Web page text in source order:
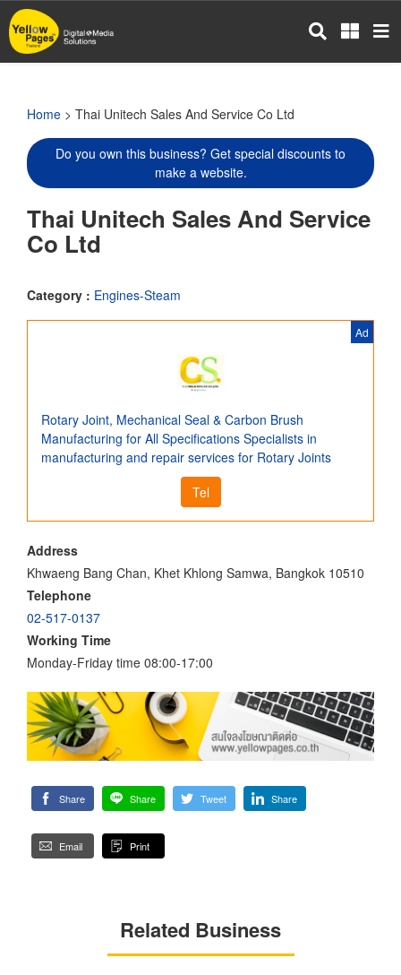
Skip
to
main
Home > Thai Unitech Sales And Service Co Ltd
Do you own this business? Get special discounts to
make a website.
Thai Unitech Sales And Service
Co Ltd
Category : Engines-Steam
Ad
Rotary Joint, Mechanical Seal & Carbon Brush
Manufacturing for All Specifications Specialists in
manufacturing and repair services for Rotary Joints
Tel
Address
Khwaeng Bang Chan, Khet Khlong Samwa, Bangkok 10510
Telephone
02-517-0137
Working Time
Monday-Friday time 08:00-17:00
Share Share Tweet Share
Email Print
Related Business